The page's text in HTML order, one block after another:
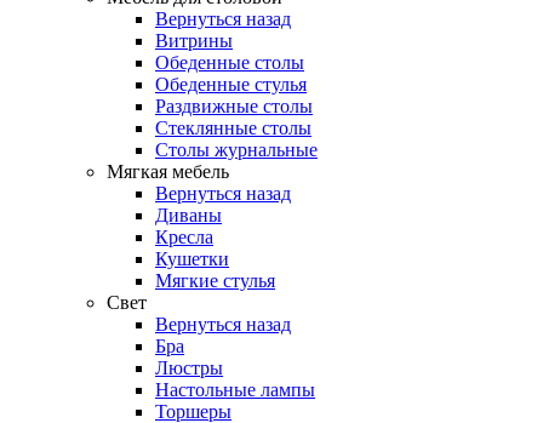
Вернуться назад
Витрины
Обеденные столы
Обеденные стулья
Раздвижные столы
Стеклянные столы
Столы журнальные
Мягкая мебель
Вернуться назад
Диваны
Кресла
Кушетки
Мягкие стулья
Свет
Вернуться назад
Бра
Люстры
Настольные лампы
Торшеры